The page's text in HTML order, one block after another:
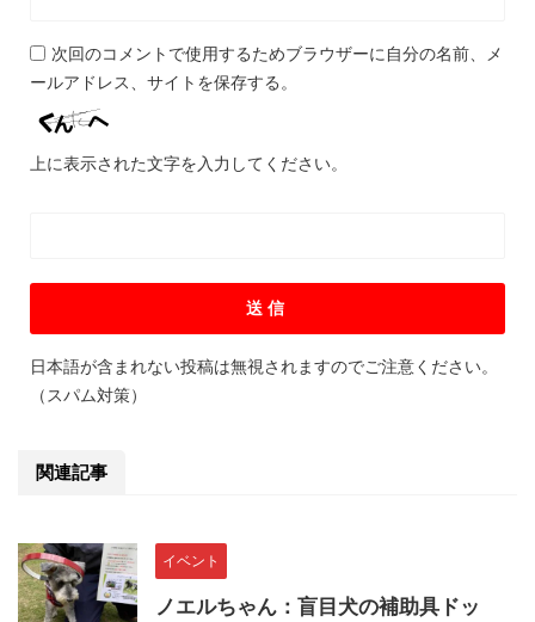
次回のコメントで使用するためブラウザーに自分の名前、メ
ールアドレス、サイトを保存する。
上に表示された文字を入力してください。
日本語が含まれない投稿は無視されますのでご注意ください。
（スパム対策）
関連記事
イベント
ノエルちゃん：盲目犬の補助具ドッ